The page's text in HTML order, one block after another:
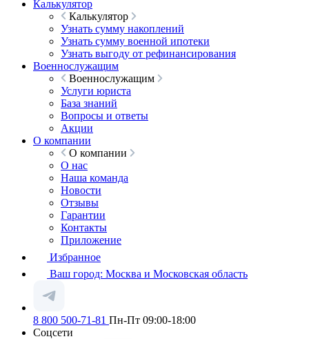
Калькулятор
Калькулятор
Узнать сумму накоплений
Узнать сумму военной ипотеки
Узнать выгоду от рефинансирования
Военнослужащим
Военнослужащим
Услуги юриста
База знаний
Вопросы и ответы
Акции
О компании
О компании
О нас
Наша команда
Новости
Отзывы
Гарантии
Контакты
Приложение
Избранное
Ваш город: Москва и Московская область
8 800 500-71-81 Пн-Пт 09:00-18:00
Соцсети